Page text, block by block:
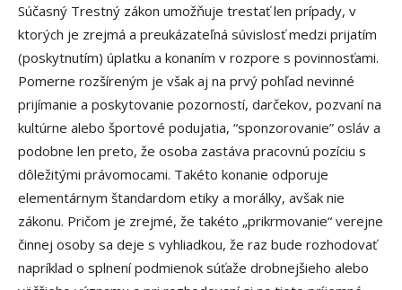
Súčasný Trestný zákon umožňuje trestať len prípady, v
ktorých je zrejmá a preukázateľná súvislosť medzi prijatím
(poskytnutím) úplatku a konaním v rozpore s povinnosťami.
Pomerne rozšíreným je však aj na prvý pohľad nevinné
prijímanie a poskytovanie pozornos­tí, darčekov, pozvaní na
kultúrne alebo športové podujatia, “sponzorovanie” osláv a
podobne len preto, že osoba zastáva pracovnú pozíciu s
dôležitými právomocami. Takéto konanie odporuje
elementárnym štandardom etiky a morálky, avšak nie
zákonu. Pričom je zrejmé, že takéto „prikrmovanie“ verejne
činnej osoby sa deje s vyhliadkou, že raz bude rozhodovať
napríklad o splnení podmienok súťaže drobnejšieho alebo